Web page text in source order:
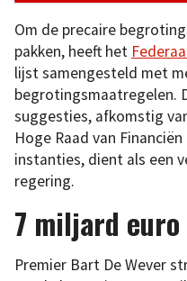
Om de precaire
pakken, heeft het
lijst samengesteld met
begrotingsmaatregelen.
suggesties, afkomstig
Hoge Raad van
instanties, dient als een
regering.
7 miljard euro
Premier Bart De Wever